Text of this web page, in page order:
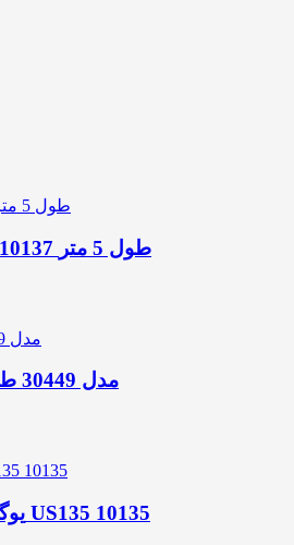
کابل تبدیل HDMI به DVI-D یوگرین مدل HD106 10137 طول 5 متر
مبدل HDMI به VGA یوگرین MM101 مدل 30449 طول 1.5 متر
کابل تبدیل HDMI To DVI 24+1 یوگرین 2 متری مدل US135 10135